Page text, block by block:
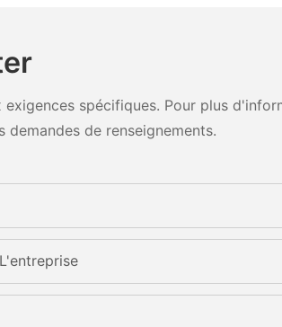
spécifiques. Pour plus
de renseignements.